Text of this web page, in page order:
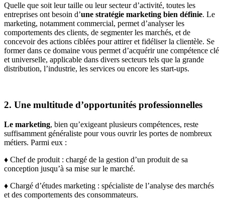
Quelle que soit leur taille ou leur secteur d’activité, toutes les
entreprises ont besoin d’une stratégie marketing bien définie. Le
marketing, notamment commercial, permet d’analyser les
comportements des clients, de segmenter les marchés, et de
concevoir des actions ciblées pour attirer et fidéliser la clientèle. Se
former dans ce domaine vous permet d’acquérir une compétence clé
et universelle, applicable dans divers secteurs tels que la grande
distribution, l’industrie, les services ou encore les start-ups.
2. Une multitude d’opportunités professionnelles
Le marketing, bien qu’exigeant plusieurs compétences, reste
suffisamment généraliste pour vous ouvrir les portes de nombreux
métiers. Parmi eux :
♦ Chef de produit : chargé de la gestion d’un produit de sa
conception jusqu’à sa mise sur le marché.
♦ Chargé d’études marketing : spécialiste de l’analyse des marchés
et des comportements des consommateurs.